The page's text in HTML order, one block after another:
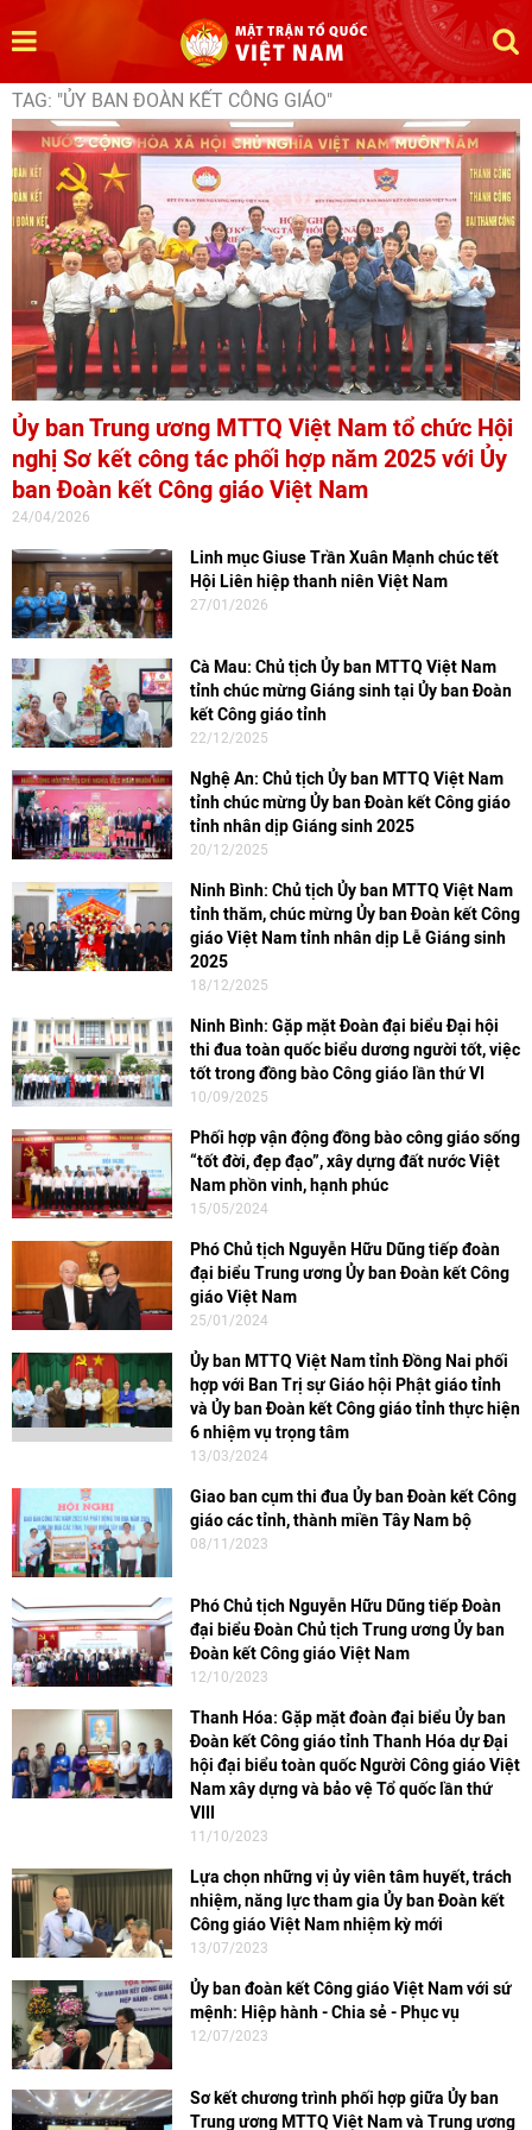
TAG: "ỦY BAN ĐOÀN KẾT CÔNG GIÁO"
Ủy ban Trung ương MTTQ Việt Nam tổ chức Hội
nghị Sơ kết công tác phối hợp năm 2025 với Ủy
ban Đoàn kết Công giáo Việt Nam
24/04/2026
Linh mục Giuse Trần Xuân Mạnh chúc tết
Hội Liên hiệp thanh niên Việt Nam
27/01/2026
Cà Mau: Chủ tịch Ủy ban MTTQ Việt Nam
tỉnh chúc mừng Giáng sinh tại Ủy ban Đoàn
kết Công giáo tỉnh
22/12/2025
Nghệ An: Chủ tịch Ủy ban MTTQ Việt Nam
tỉnh chúc mừng Ủy ban Đoàn kết Công giáo
tỉnh nhân dịp Giáng sinh 2025
20/12/2025
Ninh Bình: Chủ tịch Ủy ban MTTQ Việt Nam
tỉnh thăm, chúc mừng Ủy ban Đoàn kết Công
giáo Việt Nam tỉnh nhân dịp Lễ Giáng sinh
2025
18/12/2025
Ninh Bình: Gặp mặt Đoàn đại biểu Đại hội
thi đua toàn quốc biểu dương người tốt, việc
tốt trong đồng bào Công giáo lần thứ VI
10/09/2025
Phối hợp vận động đồng bào công giáo sống
“tốt đời, đẹp đạo”, xây dựng đất nước Việt
Nam phồn vinh, hạnh phúc
15/05/2024
Phó Chủ tịch Nguyễn Hữu Dũng tiếp đoàn
đại biểu Trung ương Ủy ban Đoàn kết Công
giáo Việt Nam
25/01/2024
Ủy ban MTTQ Việt Nam tỉnh Đồng Nai phối
hợp với Ban Trị sự Giáo hội Phật giáo tỉnh
và Ủy ban Đoàn kết Công giáo tỉnh thực hiện
6 nhiệm vụ trọng tâm
13/03/2024
Giao ban cụm thi đua Ủy ban Đoàn kết Công
giáo các tỉnh, thành miền Tây Nam bộ
08/11/2023
Phó Chủ tịch Nguyễn Hữu Dũng tiếp Đoàn
đại biểu Đoàn Chủ tịch Trung ương Ủy ban
Đoàn kết Công giáo Việt Nam
12/10/2023
Thanh Hóa: Gặp mặt đoàn đại biểu Ủy ban
Đoàn kết Công giáo tỉnh Thanh Hóa dự Đại
hội đại biểu toàn quốc Người Công giáo Việt
Nam xây dựng và bảo vệ Tổ quốc lần thứ
VIII
11/10/2023
Lựa chọn những vị ủy viên tâm huyết, trách
nhiệm, năng lực tham gia Ủy ban Đoàn kết
Công giáo Việt Nam nhiệm kỳ mới
13/07/2023
Ủy ban đoàn kết Công giáo Việt Nam với sứ
mệnh: Hiệp hành - Chia sẻ - Phục vụ
12/07/2023
Sơ kết chương trình phối hợp giữa Ủy ban
Trung ương MTTQ Việt Nam và Trung ương